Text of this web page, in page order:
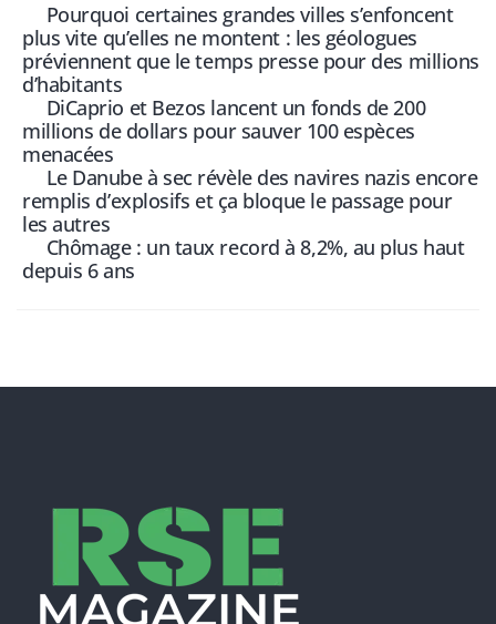
Pourquoi certaines grandes villes s’enfoncent
plus vite qu’elles ne montent : les géologues
préviennent que le temps presse pour des millions
d’habitants
DiCaprio et Bezos lancent un fonds de 200
millions de dollars pour sauver 100 espèces
menacées
Le Danube à sec révèle des navires nazis encore
remplis d’explosifs et ça bloque le passage pour
les autres
Chômage : un taux record à 8,2%, au plus haut
depuis 6 ans